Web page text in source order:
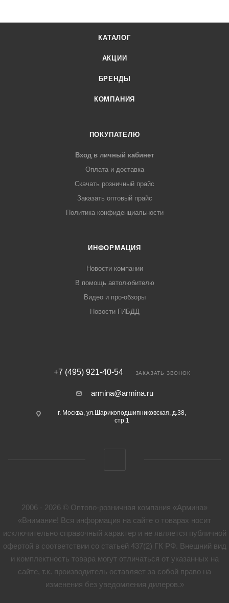
КАТАЛОГ
АКЦИИ
БРЕНДЫ
КОМПАНИЯ
ПОКУПАТЕЛЮ
Вход в личный кабинет
Оплата и доставка
Скачать розничный прайс
Заказать оптовый прайс
Политика конфиденциальности
ИНФОРМАЦИЯ
Новости компании
В помощь автолюбителю
Видео и про-обзоры
Новости ГИБДД
+7 (495) 921-40-54 ЗАКАЗАТЬ ЗВОНОК
armina@armina.ru
г. Москва, ул.Шарикоподшипниковская, д.38,
стр.1
2006 - 2026 © Оптово-розничная компания «Армина»
«Внимание! Вся информация на сайте о товарах носит
исключительно справочный характер и не является публичной
офертой в соответствии со статьей 437(2) ГК РФ. Внешний вид
и комплектность товара могут отличаться от указанных на
сайте, т.к. производитель оставляет за собой право на
изменения без уведомления дилеров.»